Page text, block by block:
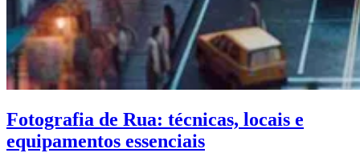
Fotografia de Rua: técnicas, locais e
equipamentos essenciais